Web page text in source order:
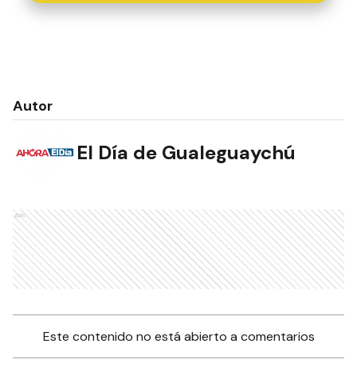
Autor
El Día de Gualeguaychú
Ads
Este contenido no está abierto a comentarios